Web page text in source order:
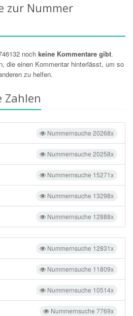
zur Nummer
noch keine Kommentare gibt.
die einen Kommentar hinterlässt, um so
zu helfen.
Zahlen
Nummernsuche 20268x
Nummernsuche 20258x
Nummernsuche 15271x
Nummernsuche 13298x
Nummernsuche 12888x
Nummernsuche 12831x
Nummernsuche 11809x
Nummernsuche 10514x
Nummernsuche 7769x